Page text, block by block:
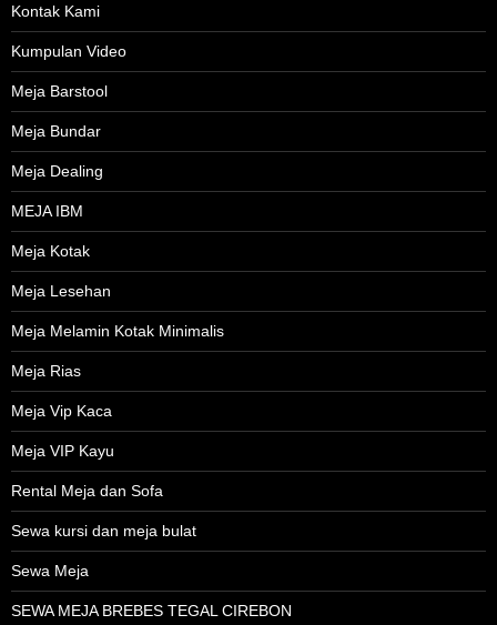
Kontak Kami
Kumpulan Video
Meja Barstool
Meja Bundar
Meja Dealing
MEJA IBM
Meja Kotak
Meja Lesehan
Meja Melamin Kotak Minimalis
Meja Rias
Meja Vip Kaca
Meja VIP Kayu
Rental Meja dan Sofa
Sewa kursi dan meja bulat
Sewa Meja
SEWA MEJA BREBES TEGAL CIREBON